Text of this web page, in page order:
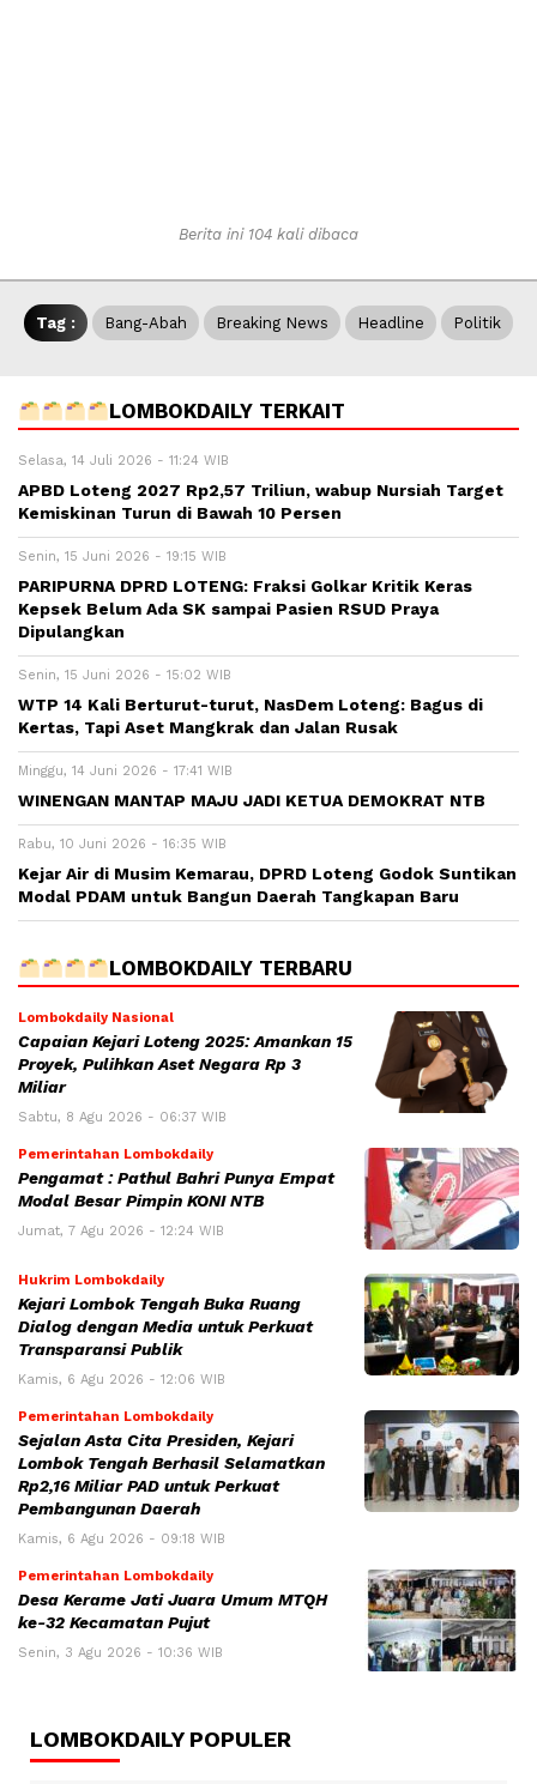
Berita ini 104 kali dibaca
Tag : Bang-Abah Breaking News Headline Politik
LOMBOKDAILY TERKAIT
Selasa, 14 Juli 2026 - 11:24 WIB
APBD Loteng 2027 Rp2,57 Triliun, wabup Nursiah Target
Kemiskinan Turun di Bawah 10 Persen
Senin, 15 Juni 2026 - 19:15 WIB
PARIPURNA DPRD LOTENG: Fraksi Golkar Kritik Keras
Kepsek Belum Ada SK sampai Pasien RSUD Praya
Dipulangkan
Senin, 15 Juni 2026 - 15:02 WIB
WTP 14 Kali Berturut-turut, NasDem Loteng: Bagus di
Kertas, Tapi Aset Mangkrak dan Jalan Rusak
Minggu, 14 Juni 2026 - 17:41 WIB
WINENGAN MANTAP MAJU JADI KETUA DEMOKRAT NTB
Rabu, 10 Juni 2026 - 16:35 WIB
Kejar Air di Musim Kemarau, DPRD Loteng Godok Suntikan
Modal PDAM untuk Bangun Daerah Tangkapan Baru
LOMBOKDAILY TERBARU
Lombokdaily Nasional
Capaian Kejari Loteng 2025: Amankan 15
Proyek, Pulihkan Aset Negara Rp 3
Miliar
Sabtu, 8 Agu 2026 - 06:37 WIB
Pemerintahan Lombokdaily
Pengamat : Pathul Bahri Punya Empat
Modal Besar Pimpin KONI NTB
Jumat, 7 Agu 2026 - 12:24 WIB
Hukrim Lombokdaily
Kejari Lombok Tengah Buka Ruang
Dialog dengan Media untuk Perkuat
Transparansi Publik
Kamis, 6 Agu 2026 - 12:06 WIB
Pemerintahan Lombokdaily
Sejalan Asta Cita Presiden, Kejari
Lombok Tengah Berhasil Selamatkan
Rp2,16 Miliar PAD untuk Perkuat
Pembangunan Daerah
Kamis, 6 Agu 2026 - 09:18 WIB
Pemerintahan Lombokdaily
Desa Kerame Jati Juara Umum MTQH
ke-32 Kecamatan Pujut
Senin, 3 Agu 2026 - 10:36 WIB
LOMBOKDAILY POPULER